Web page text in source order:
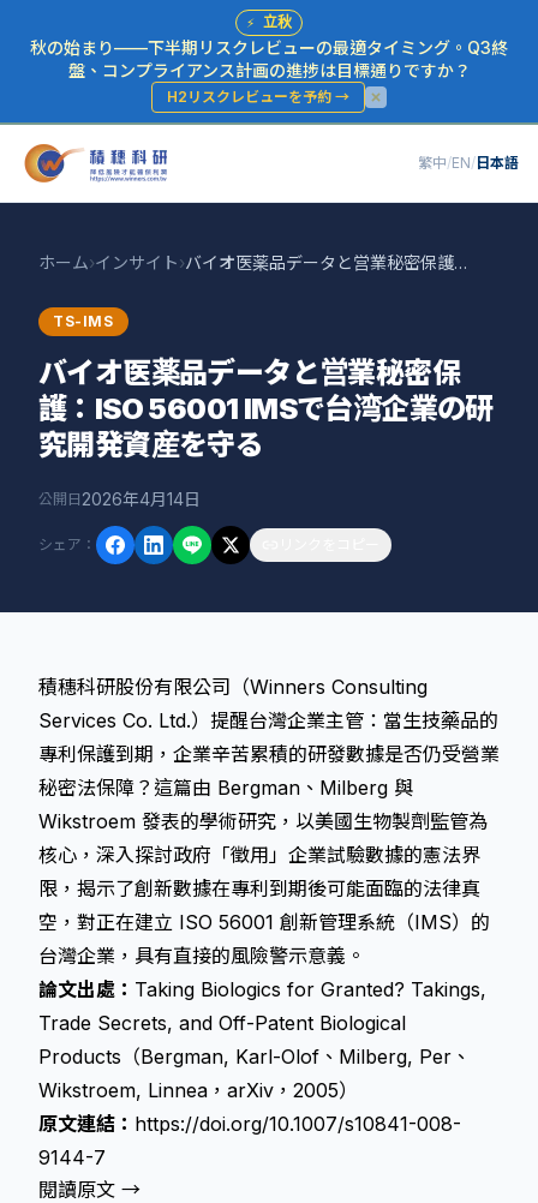
⚡ 立秋
秋の始まり——下半期リスクレビューの最適タイミング。Q3終
盤、コンプライアンス計画の進捗は目標通りですか？
H2リスクレビューを予約 →
繁中/EN/ 日本語
ホーム›インサイト› バイオ医薬品データと営業秘密保護：ISO 56001 IMSで台湾企業の研究開発資産を守る
TS-IMS
バイオ医薬品データと営業秘密保
護：ISO 56001 IMSで台湾企業の研
究開発資産を守る
公開日 2026年4月14日
シェア ：
積穗科研股份有限公司（Winners Consulting
Services Co. Ltd.）提醒台灣企業主管：當生技藥品的
專利保護到期，企業辛苦累積的研發數據是否仍受營業
秘密法保障？這篇由 Bergman、Milberg 與
Wikstroem 發表的學術研究，以美國生物製劑監管為
核心，深入探討政府「徵用」企業試驗數據的憲法界
限，揭示了創新數據在專利到期後可能面臨的法律真
空，對正在建立 ISO 56001 創新管理系統（IMS）的
台灣企業，具有直接的風險警示意義。
論文出處： Taking Biologics for Granted? Takings,
Trade Secrets, and Off-Patent Biological
Products（Bergman, Karl-Olof、Milberg, Per、
Wikstroem, Linnea，arXiv，2005）
原文連結： https://doi.org/10.1007/s10841-008-
9144-7
閱讀原文 →